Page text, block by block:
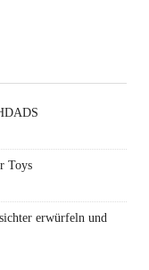
Toys
erwürfeln und